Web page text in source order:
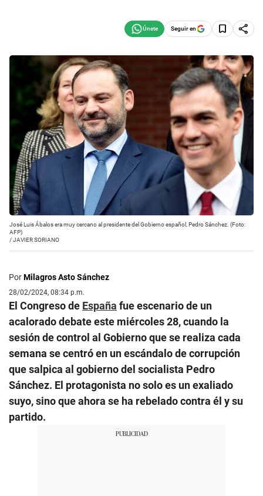
Seguir en
José Luis Ábalos era muy cercano al presidente del Gobierno español, Pedro Sánchez. (Foto:
AFP)
/JAVIER SORIANO
PorMilagros Asto Sánchez
28/02/2024, 08:34 p.m.
El Congreso de España fue escenario de un
acalorado debate este miércoles 28, cuando la
sesión de control al Gobierno que se realiza cada
semana se centró en un escándalo de corrupción
que salpica al gobierno del socialista Pedro
Sánchez. El protagonista no solo es un exaliado
suyo, sino que ahora se ha rebelado contra él y su
partido.